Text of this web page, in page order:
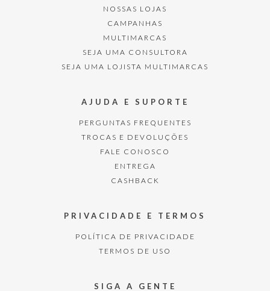
NOSSAS LOJAS
CAMPANHAS
MULTIMARCAS
SEJA UMA CONSULTORA
SEJA UMA LOJISTA MULTIMARCAS
AJUDA E SUPORTE
PERGUNTAS FREQUENTES
TROCAS E DEVOLUÇÕES
FALE CONOSCO
ENTREGA
CASHBACK
PRIVACIDADE E TERMOS
POLÍTICA DE PRIVACIDADE
TERMOS DE USO
SIGA A GENTE